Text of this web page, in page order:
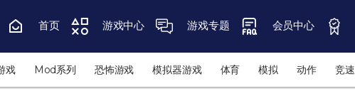
首页 游戏中心 游戏专题 会员中心
戏 Mod系列 恐怖游戏 模拟器游戏 体育 模拟 动作 竞速